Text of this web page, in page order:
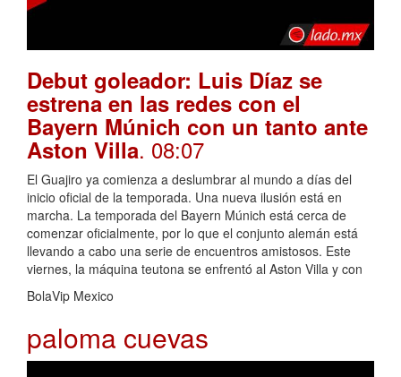
Debut goleador: Luis Díaz se
estrena en las redes con el
Bayern Múnich con un tanto ante
Aston Villa. 08:07
El Guajiro ya comienza a deslumbrar al mundo a días del
inicio oficial de la temporada. Una nueva ilusión está en
marcha. La temporada del Bayern Múnich está cerca de
comenzar oficialmente, por lo que el conjunto alemán está
llevando a cabo una serie de encuentros amistosos. Este
viernes, la máquina teutona se enfrentó al Aston Villa y con
BolaVip Mexico
paloma cuevas